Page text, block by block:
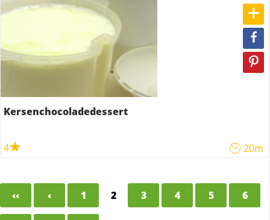
Kersenchocoladedessert
4 20m
‹‹ ‹ 1 2 3 4 5 6